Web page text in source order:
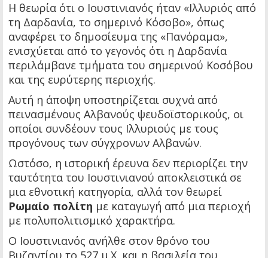
Η θεωρία ότι ο Ιουστινιανός ήταν «Ιλλυριός από
τη Δαρδανία, το σημερινό Κόσοβο», όπως
αναφέρει το δημοσίευμα της «Πανόραμα»,
ενισχύεται από το γεγονός ότι η Δαρδανία
περιλάμβανε τμήματα του σημερινού Κοσόβου
και της ευρύτερης περιοχής.
Αυτή η άποψη υποστηρίζεται συχνά από
πεινασμένους Αλβανούς ψευδοϊστορικούς, οι
οποίοι συνδέουν τους Ιλλυριούς με τους
προγόνους των σύγχρονων Αλβανών.
Ωστόσο, η ιστορική έρευνα δεν περιορίζει την
ταυτότητα του Ιουστινιανού αποκλειστικά σε
μια εθνοτική κατηγορία, αλλά τον θεωρεί
Ρωμαίο πολίτη με καταγωγή από μια περιοχή
με πολυπολιτισμικό χαρακτήρα.
Ο Ιουστινιανός ανήλθε στον θρόνο του
Βυζαντίου το 527 μ.Χ. και η βασιλεία του